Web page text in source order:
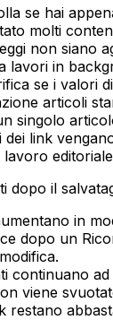
se hai
molti
non siano
lavori in
se i valori di
articoli
singolo
dei link
dopo il
in
dopo un
continuano
viene
restano